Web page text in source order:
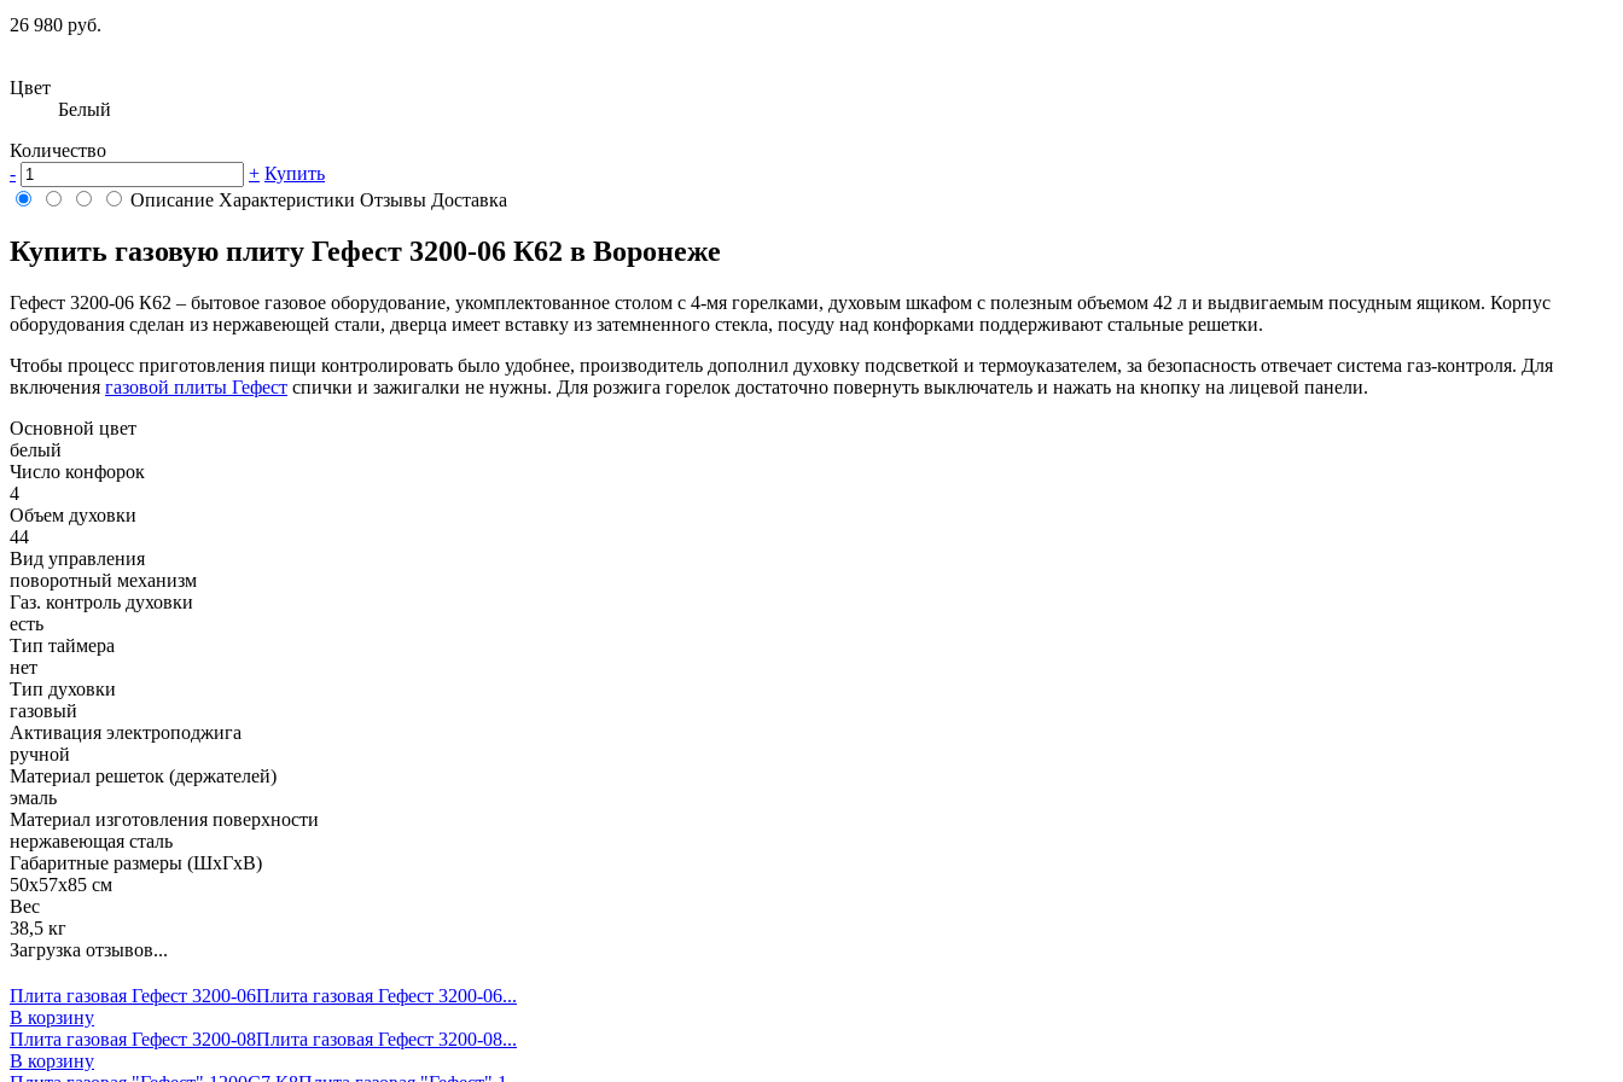
26 980 руб.
Цвет
Белый
Количество
-
+ Купить
Описание Характеристики Отзывы Доставка
Купить газовую плиту Гефест 3200-06 К62 в Воронеже
Гефест 3200-06 К62 – бытовое газовое оборудование, укомплектованное столом с 4-мя горелками, духовым шкафом с полезным объемом 42 л и выдвигаемым посудным ящиком. Корпус
оборудования сделан из нержавеющей стали, дверца имеет вставку из затемненного стекла, посуду над конфорками поддерживают стальные решетки.
Чтобы процесс приготовления пищи контролировать было удобнее, производитель дополнил духовку подсветкой и термоуказателем, за безопасность отвечает система газ-контроля. Для
включения газовой плиты Гефест спички и зажигалки не нужны. Для розжига горелок достаточно повернуть выключатель и нажать на кнопку на лицевой панели.
Основной цвет
белый
Число конфорок
4
Объем духовки
44
Вид управления
поворотный механизм
Газ. контроль духовки
есть
Тип таймера
нет
Тип духовки
газовый
Активация электроподжига
ручной
Материал решеток (держателей)
эмаль
Материал изготовления поверхности
нержавеющая сталь
Габаритные размеры (ШхГхВ)
50х57х85 см
Вес
38,5 кг
Загрузка отзывов...
Плита газовая Гефест 3200-06Плита газовая Гефест 3200-06...
В корзину
Плита газовая Гефест 3200-08Плита газовая Гефест 3200-08...
В корзину